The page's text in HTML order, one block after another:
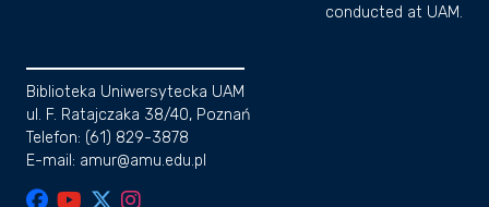
conducted at UAM.
Biblioteka Uniwersytecka UAM
ul. F. Ratajczaka 38/40, Poznań
Telefon: (61) 829-3878
E-mail: amur@amu.edu.pl